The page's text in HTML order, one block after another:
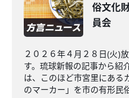
俗文化
員会
２０２６年４月２８日(火)
す。琉球新報の記事から紹
は、このほど市宮里にある
のマーカー」を市の有形民